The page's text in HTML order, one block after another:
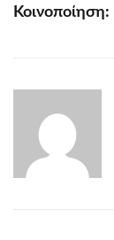
Κοινοποίηση: